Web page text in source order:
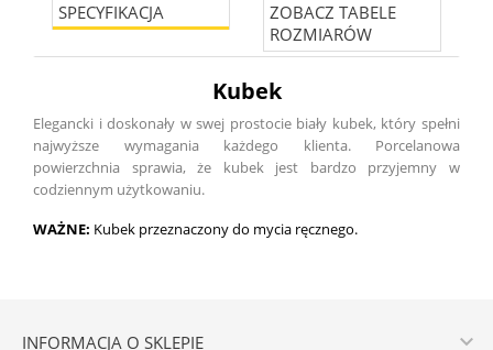
SPECYFIKACJA
ZOBACZ TABELE
ROZMIARÓW
Kubek
Elegancki i doskonały w swej prostocie biały kubek, który spełni
najwyższe wymagania każdego klienta. Porcelanowa
powierzchnia sprawia, że kubek jest bardzo przyjemny w
codziennym użytkowaniu.
WAŻNE: Kubek przeznaczony do mycia ręcznego.
INFORMACJA O SKLEPIE 